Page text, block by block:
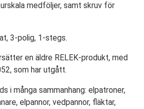
medföljer, samt skruv för
3-polig, 1-stegs.
en äldre RELEK-produkt, med
som har utgått.
i många sammanhang: elpatroner,
elpannor, vedpannor, fläktar,